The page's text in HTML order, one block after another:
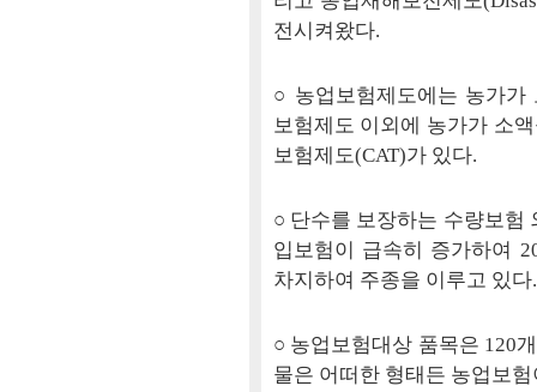
전시켜왔다.
○ 농업보험제도에는 농가가
보험제도 이외에 농가가 소
보험제도(CAT)가 있다.
○ 단수를 보장하는 수량보험
입보험이 급속히 증가하여
차지하여 주종을 이루고 있다.
○ 농업보험대상 품목은 120
물은 어떠한 형태든 농업보